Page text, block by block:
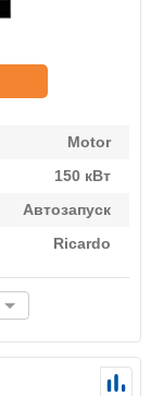
Motor
150 кВт
Автозапуск
Ricardo